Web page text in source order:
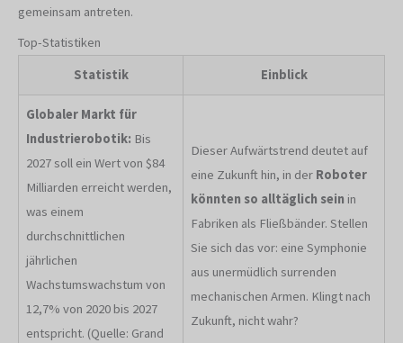
gemeinsam antreten.
Top-Statistiken
Statistik
Einblick
Globaler Markt für
Industrierobotik: Bis
2027 soll ein Wert von $84
Milliarden erreicht werden,
was einem
durchschnittlichen
jährlichen
Wachstumswachstum von
12,7% von 2020 bis 2027
entspricht. (Quelle: Grand
Dieser Aufwärtstrend deutet auf
eine Zukunft hin, in der Roboter
könnten so alltäglich sein in
Fabriken als Fließbänder. Stellen
Sie sich das vor: eine Symphonie
aus unermüdlich surrenden
mechanischen Armen. Klingt nach
Zukunft, nicht wahr?